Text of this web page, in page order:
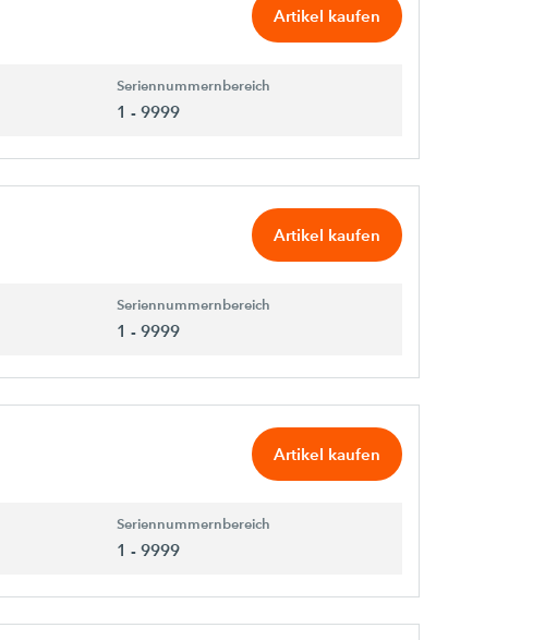
Artikel kaufen
Seriennummernbereich
1 - 9999
Artikel kaufen
Seriennummernbereich
1 - 9999
Artikel kaufen
Seriennummernbereich
1 - 9999